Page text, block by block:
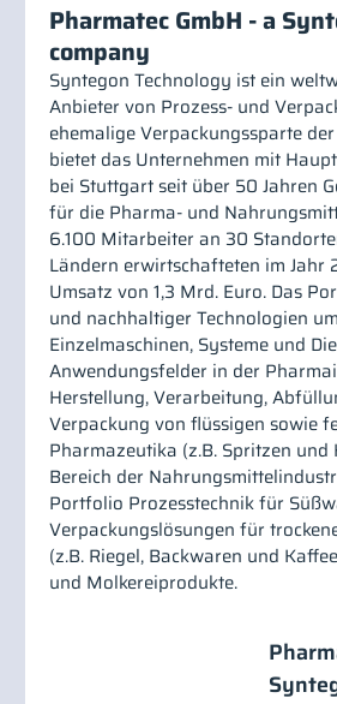
Pharmatec GmbH - a
company
Syntegon Technology ist ein
Anbieter von Prozess- und
ehemalige Verpackungssparte
bietet das Unternehmen mit
bei Stuttgart seit über 50 Jahren
für die Pharma- und
6.100 Mitarbeiter an 30
Ländern erwirtschafteten im Jahr
Umsatz von 1,3 Mrd. Euro. Das
und nachhaltiger Technologien
Einzelmaschinen, Systeme und
Anwendungsfelder in der
Herstellung, Verarbeitung,
Verpackung von flüssigen sowie
Pharmazeutika (z.B. Spritzen und
Bereich der
Portfolio Prozesstechnik für
Verpackungslösungen für
(z.B. Riegel, Backwaren und
und Molkereiprodukte.